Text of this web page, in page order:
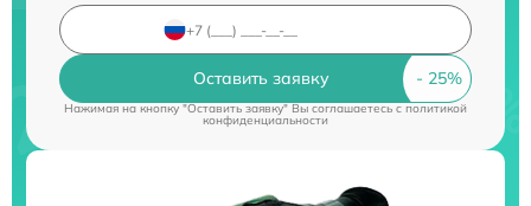
Оставить заявку
Нажимая на кнопку "Оставить заявку" Вы соглашаетесь cполитикой
конфиденциальности